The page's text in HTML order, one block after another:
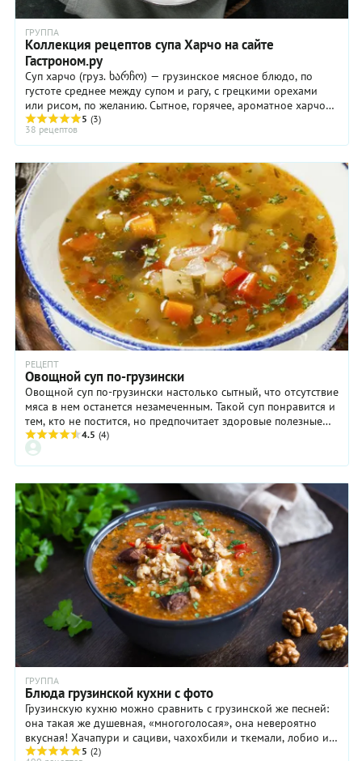
ГРУППА
Коллекция рецептов супа Харчо на сайте
Гастроном.ру
Суп харчо (груз. ხარჩო) — грузинское мясное блюдо, по
густоте среднее между супом и рагу, с грецкими орехами
или рисом, по желанию. Сытное, горячее, ароматное харчо
может быть из говядины, баранины, ...
5 (3)
38 рецептов
РЕЦЕПТ
Овощной суп по-грузински
Овощной суп по-грузински настолько сытный, что отсутствие
мяса в нем останется незамеченным. Такой суп понравится и
тем, кто не постится, но предпочитает здоровые полезные
блюда.
4.5 (4)
ГРУППА
Блюда грузинской кухни с фото
Грузинскую кухню можно сравнить с грузинской же песней:
она такая же душевная, «многоголосая», она невероятно
вкусная! Хачапури и сациви, чахохбили и ткемали, лобио и
харчо — нам известны и названия ...
5 (2)